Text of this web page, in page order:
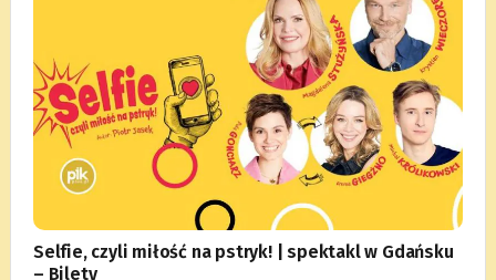
Selfie, czyli miłość na pstryk! | spektakl w Gdańsku
– Bilety